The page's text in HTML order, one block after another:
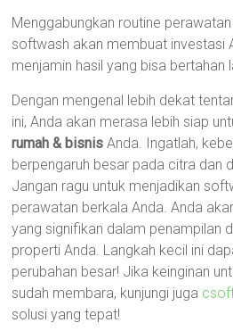
Menggabungkan routine
softwash akan membuat investasi
menjamin hasil yang bisa bertahan
Dengan mengenal lebih dekat
ini, Anda akan merasa lebih siap
rumah & bisnis Anda. Ingatlah,
berpengaruh besar pada citra dan
Jangan ragu untuk menjadikan
perawatan berkala Anda. Anda
yang signifikan dalam penampilan
properti Anda. Langkah kecil ini
perubahan besar! Jika keinginan
sudah membara, kunjungi juga
solusi yang tepat!